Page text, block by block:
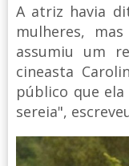
A atriz havia
mulheres,
assumiu um
cineasta
público que ela
sereia",